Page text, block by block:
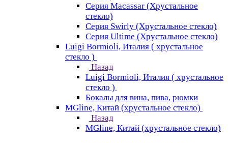
Серия Macassar (Хрустальное
стекло)
Серия Swirly (Хрустальное стекло)
Серия Ultime (Хрустальное стекло)
Luigi Bormioli, Италия ( хрустальное
стекло )
Назад
Luigi Bormioli, Италия ( хрустальное
стекло )
Бокалы для вина, пива, рюмки
MGline, Китай (хрустальное стекло)
Назад
MGline, Китай (хрустальное стекло)